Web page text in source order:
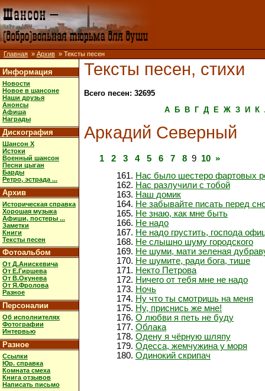
Главная » Архив » Тексты песен
Информация
Новости
Новое в шансоне
Наши друзья
Анонсы
Афиша
Награды
Дискография
Шансон X
Истоки
Военный шансон
Песни цыган
Барды
Ретро, эстрада ...
Архив
Историческая справка
Хорошая музыка
Афиши, постеры ...
Заметки
Книги
Тексты песен
Фотоальбом
От Д.Анискевича
От Е.Гиршева
От В.Окунева
От Я.Фролова
Разное
Персоналии
Об исполнителях
Фотографии
Интервью
Разное
Ссылки
Юр. справка
Комната смеха
Книга отзывов
Написать письмо
Тексты песен, стихи
Всего песен: 32695
А
Б В Г Д Е Ж З И К
Аркадий Северный
1 2 3 4 5 6 7 8 9 10 »
Нас было шестеро фартовых
Нас разлучили с тобой
Наш домик
Не забывайте писать перед
Не знаю, как мне быть
Не надо
Не надо грустить, господа
Не слышно шуму городского
Не шуми, мати зеленая
Не шумите, ради бога, тише
Некто Петрова
Ничего от тебя мне не надо
Ночь
Ну что ты смотришь на меня
Ну, приснись же мне!
О любви я петь не буду
Облака
Одену я чёрную шляпу
Одесса, жемчужина у моря
Одинокий скрипач